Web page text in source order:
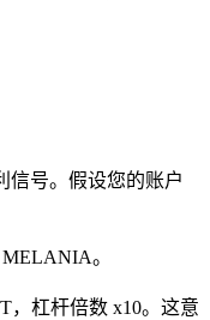
信号。假设您的账户
。
，杠杆倍数 x10。这意